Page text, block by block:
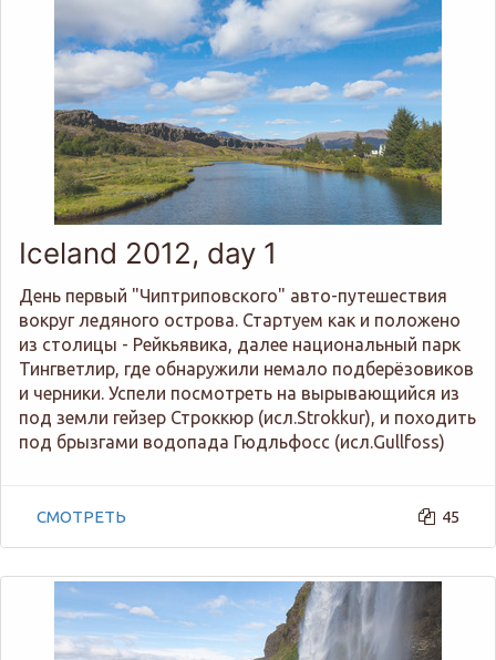
Iceland 2012, day 1
День первый "Чиптриповского" авто-путешествия
вокруг ледяного острова. Стартуем как и положено
из столицы - Рейкьявика, далее национальный парк
Тингветлир, где обнаружили немало подберёзовиков
и черники. Успели посмотреть на вырывающийся из
под земли гейзер Строккюр (исл.Strokkur), и походить
под брызгами водопада Гюдльфосс (исл.Gullfoss)
СМОТРЕТЬ 45